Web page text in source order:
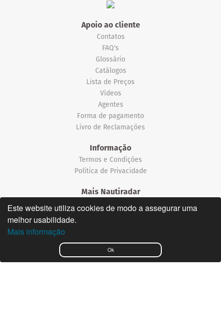
Ok
Este website utiliza cookies de modo a assegurar uma
melhor usabilidade.
Mais informação
Apoio ao cliente
Contatos
FAQ's
Glossário
Catálogos
Lista de Preços
Vídeos
Agentes
Forma de pagamento
Livro de Reclamações
Informação
Termos e Condições
Política de Privacidade
Mais Nautiradar
Notícias